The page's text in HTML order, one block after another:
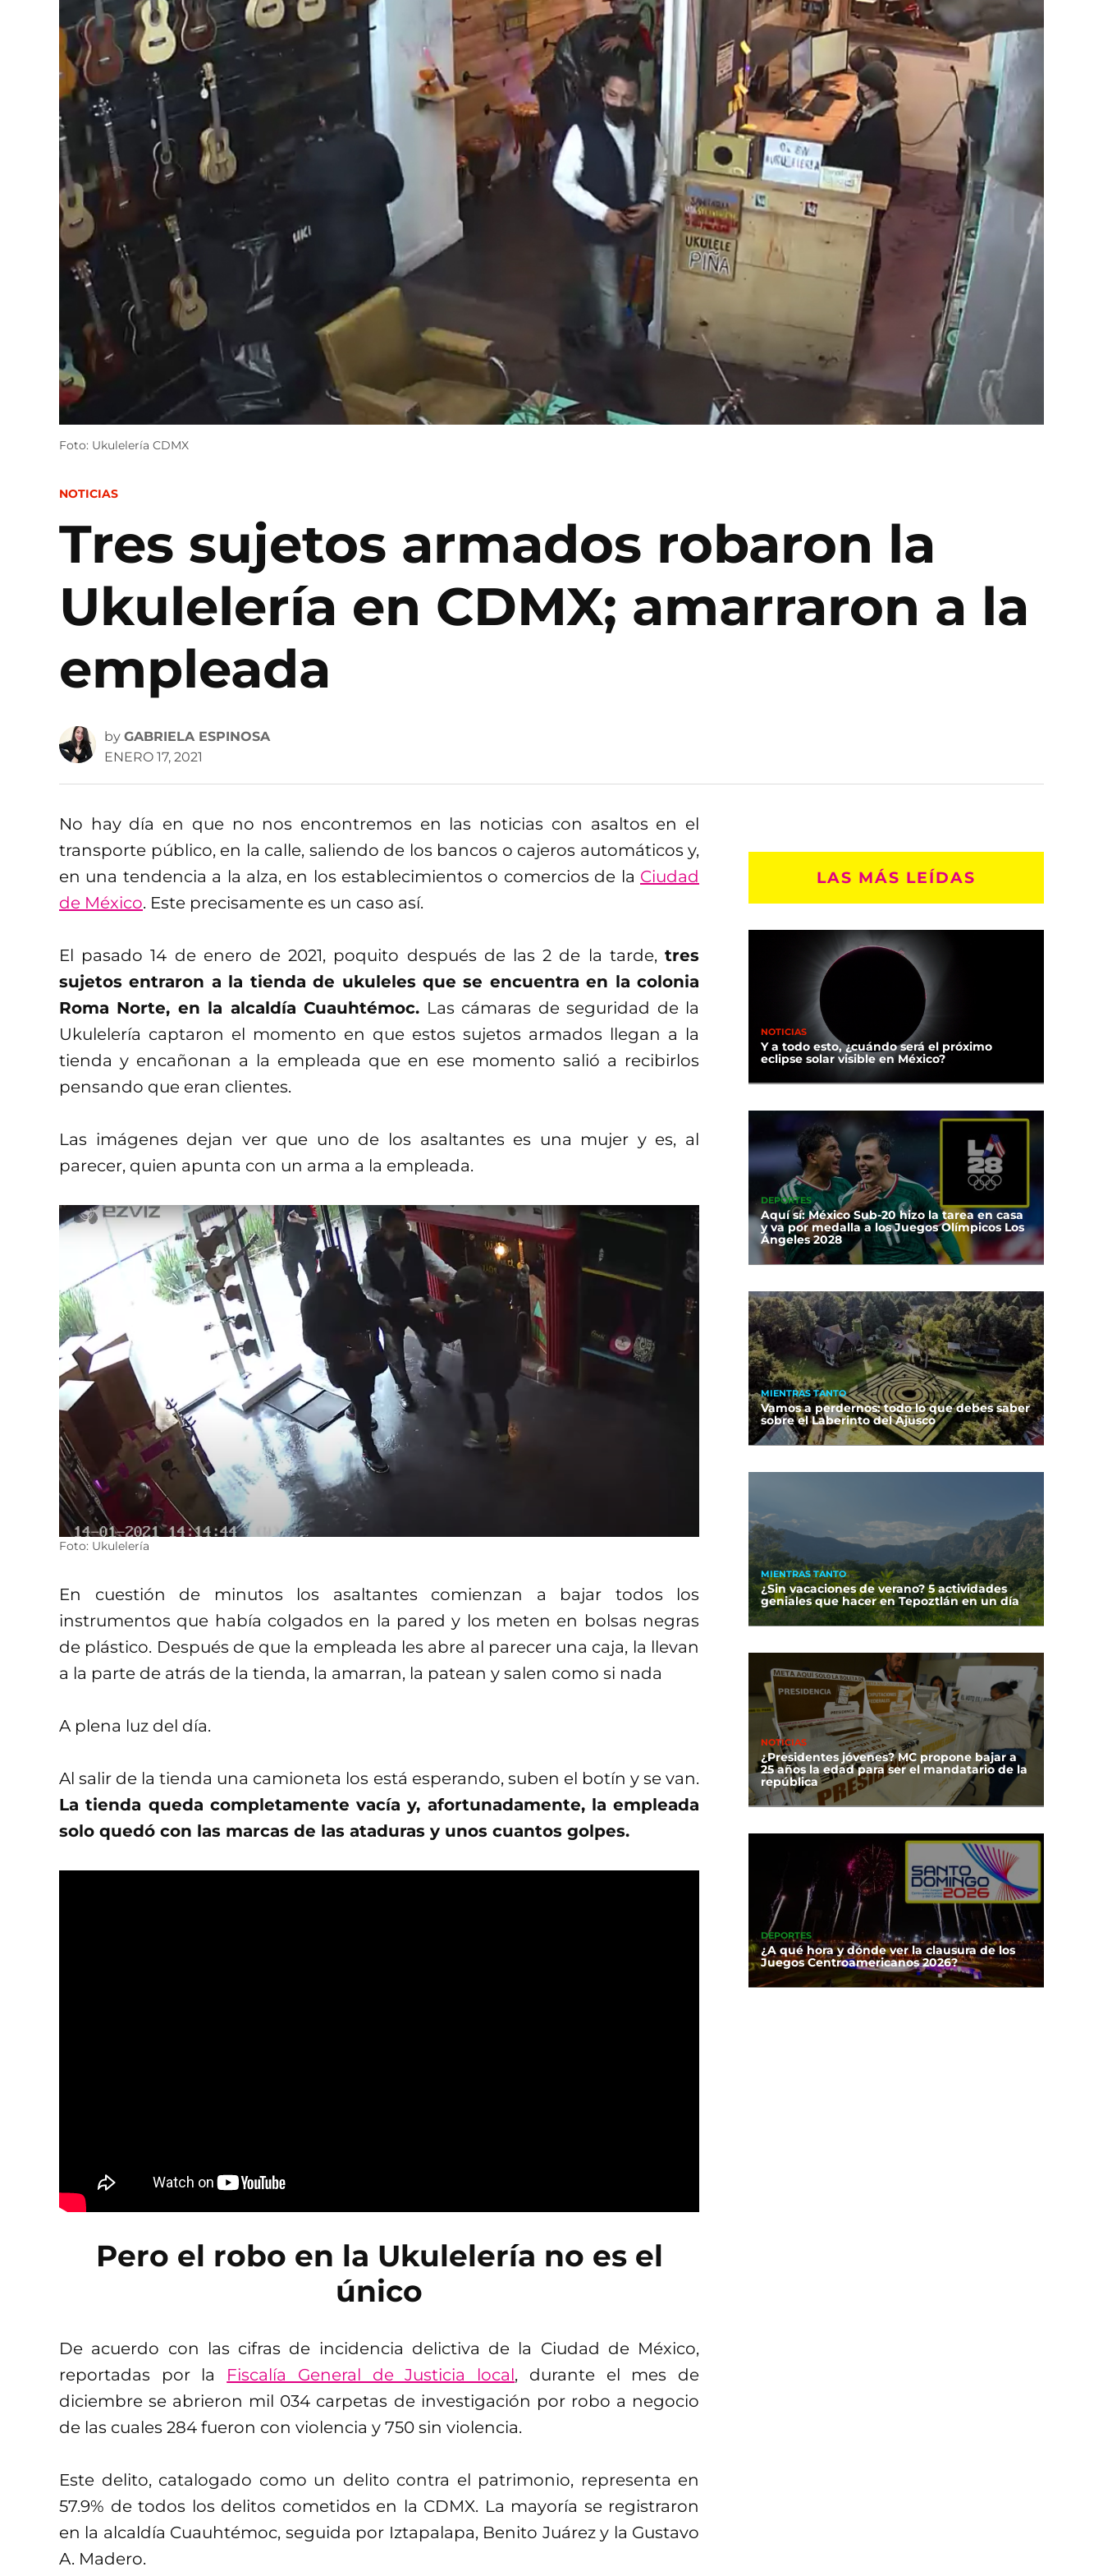
Foto: Ukulelería CDMX
POSTED
NOTICIAS
Tres sujetos armados robaron la
Ukulelería en CDMX; amarraron a la
empleada
by GABRIELA ESPINOSA
ENERO 17, 2021
No hay día en que no nos encontremos en las noticias con asaltos en el
transporte público, en la calle, saliendo de los bancos o cajeros automáticos y,
en una tendencia a la alza, en los establecimientos o comercios de la Ciudad
de México. Este precisamente es un caso así.
El pasado 14 de enero de 2021, poquito después de las 2 de la tarde, tres
sujetos entraron a la tienda de ukuleles que se encuentra en la colonia
Roma Norte, en la alcaldía Cuauhtémoc. Las cámaras de seguridad de la
Ukulelería captaron el momento en que estos sujetos armados llegan a la
tienda y encañonan a la empleada que en ese momento salió a recibirlos
pensando que eran clientes.
Las imágenes dejan ver que uno de los asaltantes es una mujer y es, al
parecer, quien apunta con un arma a la empleada.
Foto: Ukulelería
En cuestión de minutos los asaltantes comienzan a bajar todos los
instrumentos que había colgados en la pared y los meten en bolsas negras
de plástico. Después de que la empleada les abre al parecer una caja, la llevan
a la parte de atrás de la tienda, la amarran, la patean y salen como si nada
A plena luz del día.
Al salir de la tienda una camioneta los está esperando, suben el botín y se van.
La tienda queda completamente vacía y, afortunadamente, la empleada
solo quedó con las marcas de las ataduras y unos cuantos golpes.
Pero el robo en la Ukulelería no es el
único
De acuerdo con las cifras de incidencia delictiva de la Ciudad de México,
reportadas por la Fiscalía General de Justicia local, durante el mes de
diciembre se abrieron mil 034 carpetas de investigación por robo a negocio
de las cuales 284 fueron con violencia y 750 sin violencia.
Este delito, catalogado como un delito contra el patrimonio, representa en
57.9% de todos los delitos cometidos en la CDMX. La mayoría se registraron
en la alcaldía Cuauhtémoc, seguida por Iztapalapa, Benito Juárez y la Gustavo
A. Madero.
LAS MÁS LEÍDAS
NOTICIAS
Y a todo esto, ¿cuándo será el próximo
eclipse solar visible en México?
DEPORTES
Aquí sí: México Sub-20 hizo la tarea en casa
y va por medalla a los Juegos Olímpicos Los
Ángeles 2028
MIENTRAS TANTO
Vamos a perdernos: todo lo que debes saber
sobre el Laberinto del Ajusco
MIENTRAS TANTO
¿Sin vacaciones de verano? 5 actividades
geniales que hacer en Tepoztlán en un día
NOTICIAS
¿Presidentes jóvenes? MC propone bajar a
25 años la edad para ser el mandatario de la
república
DEPORTES
¿A qué hora y dónde ver la clausura de los
Juegos Centroamericanos 2026?